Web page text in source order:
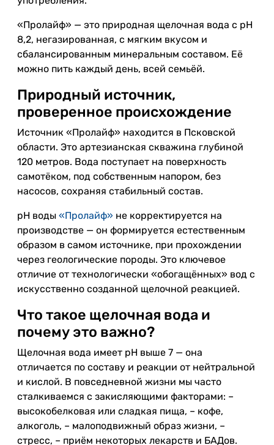
«Пролайф» — это природная щелочная вода с pH
8,2, негазированная, с мягким вкусом и
сбалансированным минеральным составом. Её
можно пить каждый день, всей семьёй.
Природный источник,
проверенное происхождение
Источник «Пролайф» находится в Псковской
области. Это артезианская скважина глубиной
120 метров. Вода поступает на поверхность
самотёком, под собственным напором, без
насосов, сохраняя стабильный состав.
pH воды «Пролайф» не корректируется на
производстве — он формируется естественным
образом в самом источнике, при прохождении
через геологические породы. Это ключевое
отличие от технологически «обогащённых» вод с
искусственно созданной щелочной реакцией.
Что такое щелочная вода и
почему это важно?
Щелочная вода имеет pH выше 7 — она
отличается по составу и реакции от нейтральной
и кислой. В повседневной жизни мы часто
сталкиваемся с закисляющими факторами: –
высокобелковая или сладкая пища, – кофе,
алкоголь, – малоподвижный образ жизни, –
стресс, – приём некоторых лекарств и БАДов.